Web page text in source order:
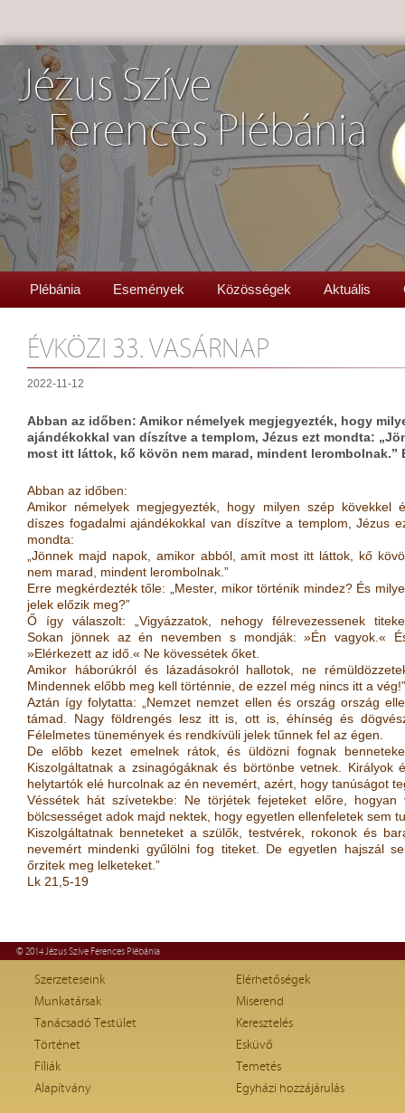
Jézus Szíve
Ferences Plébánia
Plébánia Események Közösségek Aktuális
ÉVKÖZI 33. VASÁRNAP
2022-11-12
Abban az időben: Amikor némelyek megjegyezték, hogy
ajándékokkal van díszítve a templom, Jézus ezt mondta:
most itt láttok, kő kövön nem marad, mindent lerombolnak.”
Abban az időben:
Amikor némelyek megjegyezték, hogy milyen szép kövekkel
díszes fogadalmi ajándékokkal van díszítve a templom, Jézus
mondta:
„Jönnek majd napok, amikor abból, amit most itt láttok, kő
nem marad, mindent lerombolnak.”
Erre megkérdezték tőle: „Mester, mikor történik mindez? És
jelek előzik meg?”
Ő így válaszolt: „Vigyázzatok, nehogy félrevezessenek
Sokan jönnek az én nevemben s mondják: »Én vagyok.«
»Elérkezett az idő.« Ne kövessétek őket.
Amikor háborúkról és lázadásokról hallotok, ne
Mindennek előbb meg kell történnie, de ezzel még nincs itt a vég!”
Aztán így folytatta: „Nemzet nemzet ellen és ország ország
támad. Nagy földrengés lesz itt is, ott is, éhínség és
Félelmetes tünemények és rendkívüli jelek tűnnek fel az égen.
De előbb kezet emelnek rátok, és üldözni fognak
Kiszolgáltatnak a zsinagógáknak és börtönbe vetnek. Királyok
helytartók elé hurcolnak az én nevemért, azért, hogy tanúságot
Véssétek hát szívetekbe: Ne törjétek fejeteket előre, hogyan
bölcsességet adok majd nektek, hogy egyetlen ellenfeletek sem
Kiszolgáltatnak benneteket a szülők, testvérek, rokonok és
nevemért mindenki gyűlölni fog titeket. De egyetlen hajszál
őrzitek meg lelketeket.”
Lk 21,5-19
© 2014 Jézus Szíve Ferences Plébánia
Szerzeteseink
Munkatársak
Tanácsadó Testület
Történet
Fíliák
Alapítvány
Elérhetőségek
Miserend
Keresztelés
Esküvő
Temetés
Egyházi hozzájárulás